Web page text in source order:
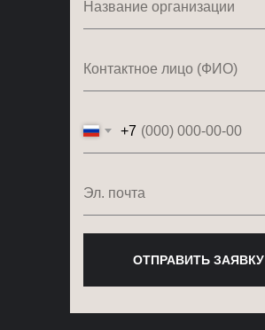
+7
ОТПРАВИТЬ ЗАЯВКУ